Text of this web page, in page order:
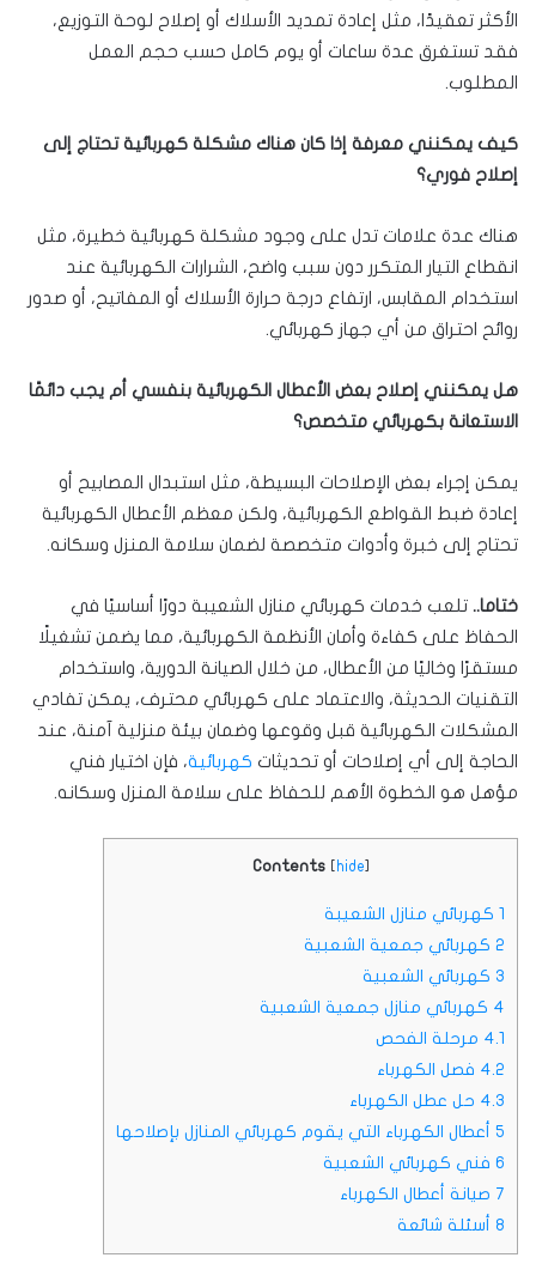
الأكثر تعقيدًا، مثل إعادة تمديد الأسلاك أو إصلاح لوحة التوزيع،
فقد تستغرق عدة ساعات أو يوم كامل حسب حجم العمل
المطلوب.
كيف يمكنني معرفة إذا كان هناك مشكلة كهربائية تحتاج إلى
إصلاح فوري؟
هناك عدة علامات تدل على وجود مشكلة كهربائية خطيرة، مثل
انقطاع التيار المتكرر دون سبب واضح، الشرارات الكهربائية عند
استخدام المقابس، ارتفاع درجة حرارة الأسلاك أو المفاتيح، أو صدور
روائح احتراق من أي جهاز كهربائي.
هل يمكنني إصلاح بعض الأعطال الكهربائية بنفسي أم يجب دائمًا
الاستعانة بكهربائي متخصص؟
يمكن إجراء بعض الإصلاحات البسيطة، مثل استبدال المصابيح أو
إعادة ضبط القواطع الكهربائية، ولكن معظم الأعطال الكهربائية
تحتاج إلى خبرة وأدوات متخصصة لضمان سلامة المنزل وسكانه.
ختاما.. تلعب خدمات كهربائي منازل الشعيبة دورًا أساسيًا في
الحفاظ على كفاءة وأمان الأنظمة الكهربائية، مما يضمن تشغيلًا
مستقرًا وخاليًا من الأعطال، من خلال الصيانة الدورية، واستخدام
التقنيات الحديثة، والاعتماد على كهربائي محترف، يمكن تفادي
المشكلات الكهربائية قبل وقوعها وضمان بيئة منزلية آمنة، عند
الحاجة إلى أي إصلاحات أو تحديثات كهربائية، فإن اختيار فني
مؤهل هو الخطوة الأهم للحفاظ على سلامة المنزل وسكانه.
Contents [ hide]
1 كهربائي منازل الشعيبة
2 كهربائي جمعية الشعبية
3 كهربائي الشعبية
4 كهربائي منازل جمعية الشعبية
4.1 مرحلة الفحص
4.2 فصل الكهرباء
4.3 حل عطل الكهرباء
5 أعطال الكهرباء التي يقوم كهربائي المنازل بإصلاحها
6 فني كهربائي الشعبية
7 صيانة أعطال الكهرباء
8 أسئلة شائعة